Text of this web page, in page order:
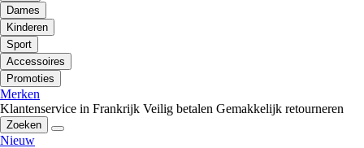
Dames
Kinderen
Sport
Accessoires
Promoties
Merken
Klantenservice in Frankrijk Veilig betalen Gemakkelijk retourneren
Zoeken
Nieuw